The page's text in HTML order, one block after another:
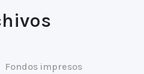
Fondos impresos